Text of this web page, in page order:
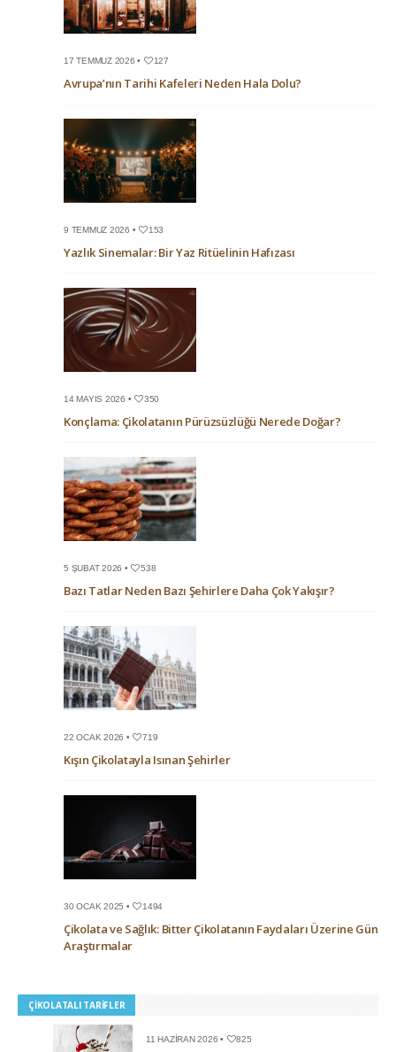
17 TEMMUZ 2026 • 127
Avrupa’nın Tarihi Kafeleri Neden Hala Dolu?
9 TEMMUZ 2026 • 153
Yazlık Sinemalar: Bir Yaz Ritüelinin Hafızası
14 MAYIS 2026 • 350
Konçlama: Çikolatanın Pürüzsüzlüğü Nerede Doğar?
5 ŞUBAT 2026 • 538
Bazı Tatlar Neden Bazı Şehirlere Daha Çok Yakışır?
22 OCAK 2026 • 719
Kışın Çikolatayla Isınan Şehirler
30 OCAK 2025 • 1494
Çikolata ve Sağlık: Bitter Çikolatanın Faydaları Üzerine Güncel
Araştırmalar
ÇIKOLATALI TARIFLER
11 HAZIRAN 2026 • 825